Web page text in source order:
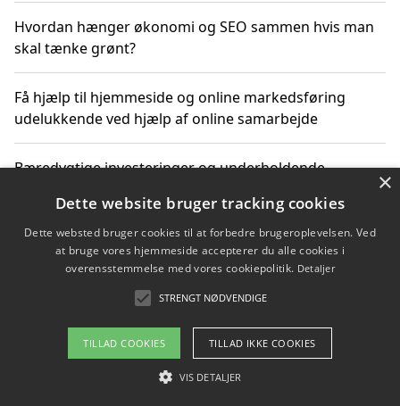
Hvordan hænger økonomi og SEO sammen hvis man
skal tænke grønt?
Få hjælp til hjemmeside og online markedsføring
udelukkende ved hjælp af online samarbejde
Bæredygtige investeringer og underholdende
Sådan kan online møder for virksomheder fremme
grønne investeringer
Copyright 2026 - Pilanto Aps
Om / kontakt
×
Dette website bruger tracking cookies
Dette websted bruger cookies til at forbedre brugeroplevelsen. Ved
at bruge vores hjemmeside accepterer du alle cookies i
overensstemmelse med vores cookiepolitik. Detaljer
STRENGT NØDVENDIGE
TILLAD COOKIES TILLAD IKKE COOKIES
VIS DETALJER